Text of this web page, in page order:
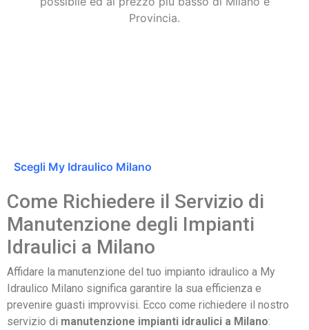
Provincia.
Scegli My Idraulico Milano
Come Richiedere il Servizio di
Manutenzione degli Impianti
Idraulici a Milano
Affidare la manutenzione del tuo impianto idraulico a My
Idraulico Milano significa garantire la sua efficienza e
prevenire guasti improvvisi. Ecco come richiedere il nostro
servizio di manutenzione impianti idraulici a Milano: